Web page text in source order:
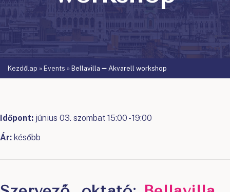
Kezdőlap » Events » Bellavilla ➖ Akvarell workshop
Időpont: június 03. szombat 15:00 - 19:00
Ár: később